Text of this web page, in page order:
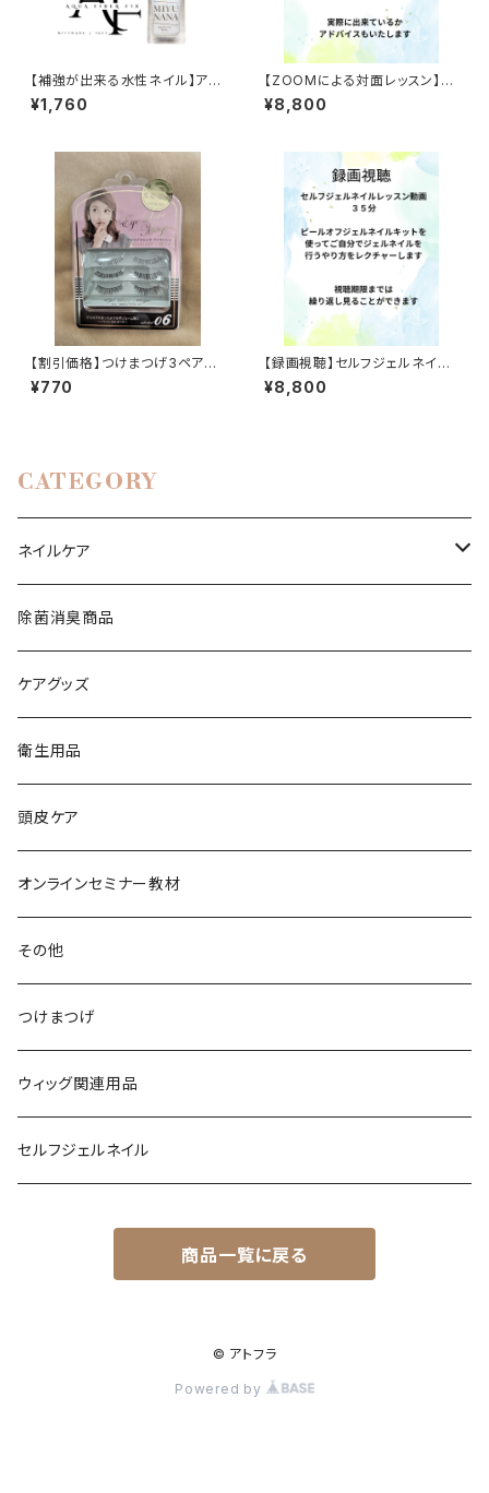
【補強が出来る水性ネイル】アク
アファイバーフィックス MIYU
NANA
¥1,760
【ZOOMによる対面レッスン】セ
ルフジェルネイル対面レッスン9
0分
¥8,800
【割引価格】つけまつげ3ペア…
アイラブマジックアイラッシュ06
(ボリューム感のあるつけまつ
¥770
【録画視聴】セルフジェルネイル
レッスン３５分
¥8,800
CATEGORY
ネイルケア
水性ネイルミユナナ
除菌消臭商品
ケアグッズ
衛生用品
頭皮ケア
オンラインセミナー教材
その他
つけまつげ
ウィッグ関連用品
セルフジェルネイル
商品一覧に戻る
© アトフラ
Powered by